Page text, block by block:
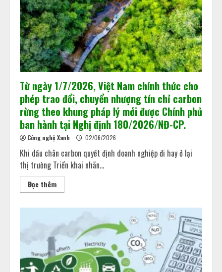
Từ ngày 1/7/2026, Việt Nam chính thức cho
phép trao đổi, chuyển nhượng tín chỉ carbon
rừng theo khung pháp lý mới được Chính phủ
ban hành tại Nghị định 180/2026/NĐ-CP.
Công nghệ Xanh 02/06/2026
Khi dấu chân carbon quyết định doanh nghiệp đi hay ở lại
thị trường Triển khai nhãn...
Đọc thêm